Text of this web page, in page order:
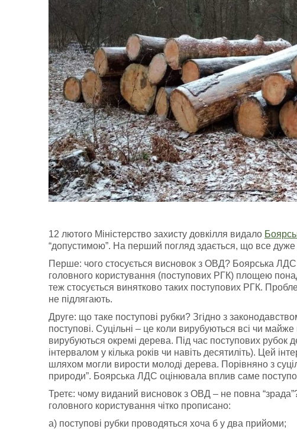
12 лютого Міністерство захисту довкілля видало
“допустимою”. На перший погляд здається, що все дуже
Перше: чого стосується висновок з ОВД? Боярська
головного користування (поступових РГК) площею
теж стосується винятково таких поступових РГК.
не підлягають.
Друге: що таке поступові рубки? Згідно з
поступові. Суцільні – це коли вирубуються всі чи
вирубуються окремі дерева. Під час поступових рубок
інтервалом у кілька років чи навіть десятиліть). Цей
шляхом могли вирости молоді дерева. Порівняно з
природи”. Боярська ЛДС оцінювала вплив саме
Третє: чому виданий висновок з ОВД – не повна
головного користування чітко прописано:
а) поступові рубки проводяться хоча б у два прийоми;